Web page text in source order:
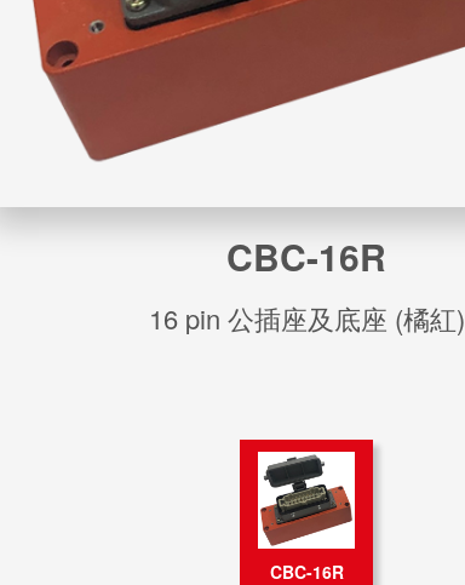
CBC-16R
16 pin 公插座及底座 (橘紅)
CBC-16R